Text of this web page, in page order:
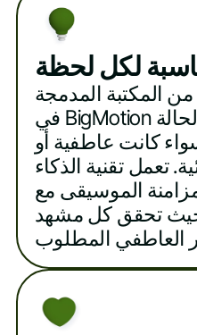
لكل لحظة
المكتبة المدمجة
في BigMotion لتتناسب مع الحالة
كانت عاطفية أو
تعمل تقنية الذكاء
الموسيقى مع
بحيث تحقق كل مشهد